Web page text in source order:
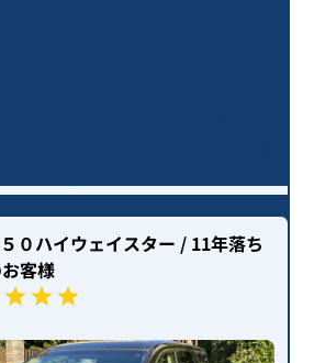
０ハイウェイスター / 11年落ち
客様